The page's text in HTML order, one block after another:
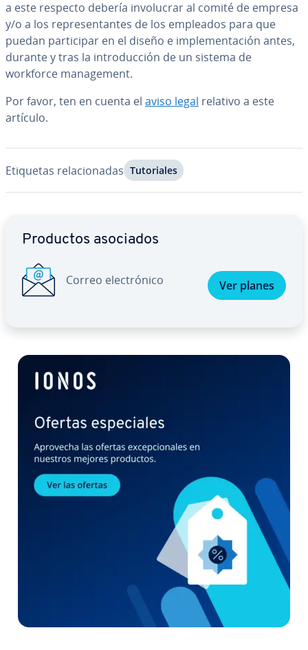
a este respecto debería in­vo­lu­crar al comité de empresa
y/o a los re­pre­se­n­ta­n­tes de los empleados para que
puedan pa­r­ti­ci­par en el diseño e im­ple­me­n­ta­ción antes,
durante y tras la in­tro­du­c­ción de un sistema de
workforce ma­na­ge­me­nt.
Por favor, ten en cuenta el aviso legal relativo a este
artículo.
Etiquetas re­la­cio­na­das Tu­to­ria­les
Productos asociados
Correo ele­c­tró­ni­co Ver planes